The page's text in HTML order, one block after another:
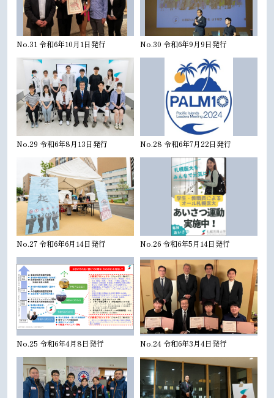
No.31 令和6年10月1日発行 No.30 令和6年9月9日発行
No.29 令和6年8月13日発行 No.28 令和6年7月22日発行
No.27 令和6年6月14日発行 No.26 令和6年5月14日発行
No.25 令和6年4月8日発行 No.24 令和6年3月4日発行